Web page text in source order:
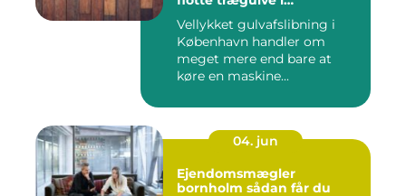
Vellykket gulvafslibning i
København handler om
meget mere end bare at
køre en maskine...
04. jun
Ejendomsmægler
bornholm sådan får du